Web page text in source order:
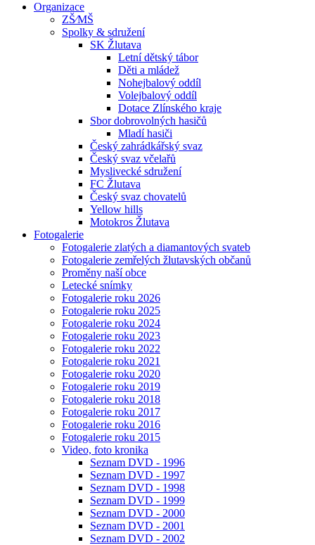
Organizace
ZŠ⁄MŠ
Spolky & sdružení
SK Žlutava
Letní dětský tábor
Děti a mládež
Nohejbalový oddíl
Volejbalový oddíl
Dotace Zlínského kraje
Sbor dobrovolných hasičů
Mladí hasiči
Český zahrádkářský svaz
Český svaz včelařů
Myslivecké sdružení
FC Žlutava
Český svaz chovatelů
Yellow hills
Motokros Žlutava
Fotogalerie
Fotogalerie zlatých a diamantových svateb
Fotogalerie zemřelých žlutavských občanů
Proměny naší obce
Letecké snímky
Fotogalerie roku 2026
Fotogalerie roku 2025
Fotogalerie roku 2024
Fotogalerie roku 2023
Fotogalerie roku 2022
Fotogalerie roku 2021
Fotogalerie roku 2020
Fotogalerie roku 2019
Fotogalerie roku 2018
Fotogalerie roku 2017
Fotogalerie roku 2016
Fotogalerie roku 2015
Video, foto kronika
Seznam DVD - 1996
Seznam DVD - 1997
Seznam DVD - 1998
Seznam DVD - 1999
Seznam DVD - 2000
Seznam DVD - 2001
Seznam DVD - 2002